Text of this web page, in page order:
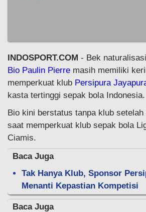
INDOSPORT.COM - Bek
Bio Paulin Pierre masih memiliki
memperkuat klub Persipura
kasta tertinggi sepak bola Indonesia.
Bio kini berstatus tanpa klub
saat memperkuat klub sepak bola
Ciamis.
Baca Juga
Tak Hanya Klub, Sponsor
Menanti Kepastian Kompetisi
Baca Juga